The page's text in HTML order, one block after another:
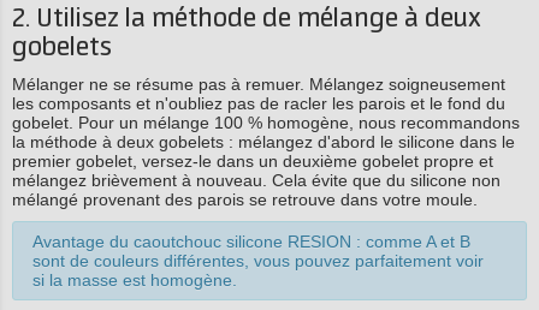
2. Utilisez la méthode de mélange à deux
gobelets
Mélanger ne se résume pas à remuer. Mélangez soigneusement
les composants et n'oubliez pas de racler les parois et le fond du
gobelet. Pour un mélange 100 % homogène, nous recommandons
la méthode à deux gobelets : mélangez d'abord le silicone dans le
premier gobelet, versez-le dans un deuxième gobelet propre et
mélangez brièvement à nouveau. Cela évite que du silicone non
mélangé provenant des parois se retrouve dans votre moule.
Avantage du caoutchouc silicone RESION : comme A et B
sont de couleurs différentes, vous pouvez parfaitement voir
si la masse est homogène.